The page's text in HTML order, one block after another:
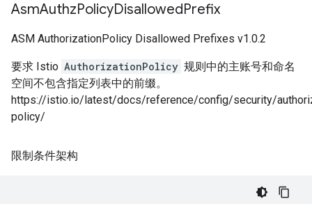
AsmAuthzPolicyDisallowedPrefix
ASM AuthorizationPolicy Disallowed Prefixes v1.0.2
要求 Istio AuthorizationPolicy 规则中的主账号和命名
空间不包含指定列表中的前缀。
https://istio.io/latest/docs/reference/config/security/
policy/
限制条件架构